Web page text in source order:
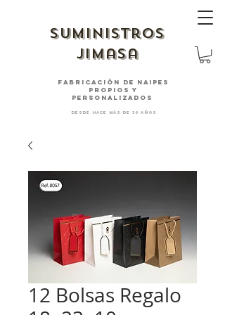
suministros
jimasa
fabricación de naipes
PROPIOS Y
PERSONALIZADOS
desde hace más de 30 años
12 Bolsas Regalo